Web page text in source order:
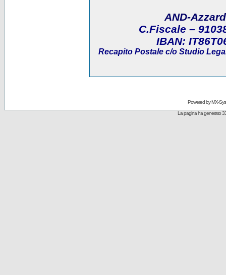
AND-
C.Fiscale –
IBAN:
Recapito Postale c/o Studio
Powered byMX-
La pagina ha generato